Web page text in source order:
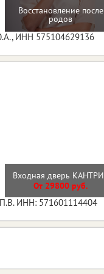
Восстановление после
родов
ИНН 575104629136
Входная дверь КАНТРИ
От 29800 руб.
ИНН: 571601114404